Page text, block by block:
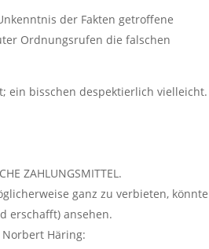
der Fakten getroffene
Ordnungsrufen die falschen
ein bisschen despektierlich vielleicht.
ZAHLUNGSMITTEL.
ganz zu verbieten, könnte
erschafft) ansehen.
Häring: